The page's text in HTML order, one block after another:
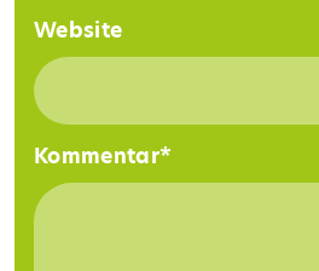
Website
Kommentar*